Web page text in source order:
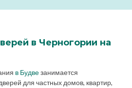
в Черногории на
в Будвезанимается
для частных домов, квартир,